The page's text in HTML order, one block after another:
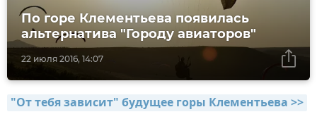
22 июля 2016, 14:07
По горе Клементьева появилась
альтернатива "Городу авиаторов"
"От тебя зависит" будущее горы Клементьева >>